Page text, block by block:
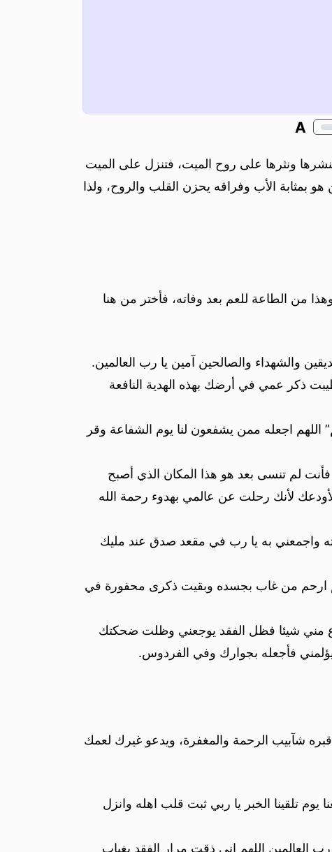
A
ونثرها على روح الميت، فتنزل على الميت
بمثابة الأب وفراقه يحزن القلب والروح، ولذا
من الطاعة للعم بعد وفاته، فأختر من هنا
والشهداء والصالحين آمين يا رب العالمين.
ذكر عمي في أرضك بهذه الهدية النافعة
اجعله ممن يشفعون لنا يوم الشفاعة وقر
لم تنسى بعد هو هذا المكان الذي أصبح
لأنك رحلت عن عالمي بهدوء رحمة الله
واجمعني به يا رب في مقعد صدق عند مليك
ارحم من غاب بجسده وبقيت ذكرى محفورة في
مني شيئا فظل الفقد يوجعني وظلت ضحكتك
فأجعله بجوارك وفي الفردوس.
شآبيب الرحمة والمغفرة، ويدعو غيرك لعمك
تلقينا الخبر يا ربي ثبت قلب اهله وانزل
العالمين اللهم اني ذقت مرار الفقد بغياب